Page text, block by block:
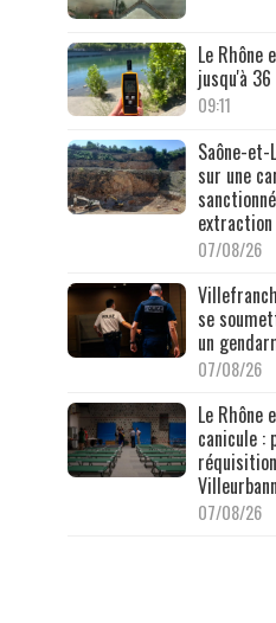
Le Rhône
jusqu'à
09:11
Saône-
sur une
07/08/26
se
un
07/08/26
Le Rhône
canicule :
07/08/26